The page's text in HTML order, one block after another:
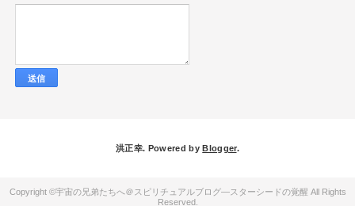
洪正幸. Powered by Blogger.
宇宙の兄弟たちへ＠スピリチュアルブログ―スターシードの覚醒